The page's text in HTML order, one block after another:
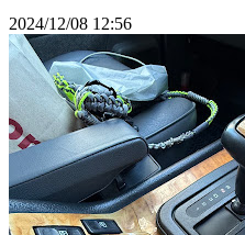
2024/12/08 12:56